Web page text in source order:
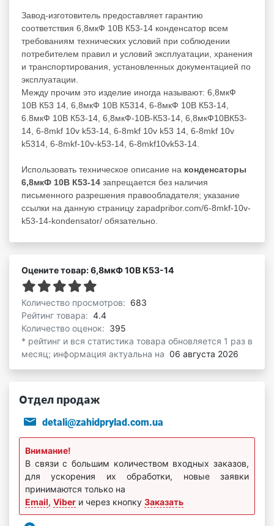
Завод-изготовитель предоставляет гарантию
соответствия 6,8мкФ 10В К53-14 конденсатор всем
требованиям технических условий при соблюдении
потребителем правил и условий эксплуатации, хранения
и транспортирования, установленных документацией по
эксплуатации.
Между прочим это изделие иногда называют: 6,8мкФ
10В К53 14, 6,8мкФ 10В К5314, 6-8мкФ 10В К53-14,
6.8мкФ 10В К53-14, 6,8мкФ-10В-К53-14, 6,8мкФ10ВК53-
14, 6-8mkf 10v k53-14, 6-8mkf 10v k53 14, 6-8mkf 10v
k5314, 6-8mkf-10v-k53-14, 6-8mkf10vk53-14.
Использовать техническое описание на конденсаторы
6,8мкФ 10В К53-14 запрещается без наличия
письменного разрешения правообладателя; указание
ссылки на данную страницу zapadpribor.com/6-8mkf-10v-
k53-14-kondensator/ обязательно.
Оцените товар: 6,8мкФ 10В К53-14
Количество просмотров: 683
Рейтинг товара: 4.4
Количество оценок: 395
* рейтинг и вся статистика товара обновляется 1 раз в
месяц; информация актуальна на 06 августа 2026
Отдел продаж
detali@zahidprylad.com.ua
Внимание!
В связи с большим количеством входных заказов,
для ускорения их обработки, новые заявки
принимаются только на
Email, Viber и через кнопку Заказать